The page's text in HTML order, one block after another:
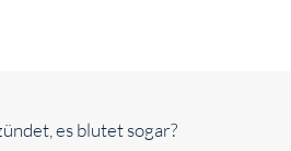
es blutet sogar?